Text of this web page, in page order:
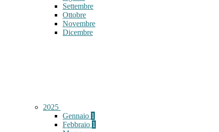
Settembre
Ottobre
Novembre
Dicembre
2025
Gennaio 1
Febbraio 1